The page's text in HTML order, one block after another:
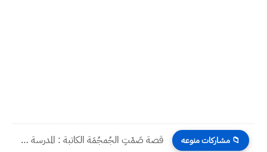
📁 مشاركات منوعه قصة صَمْتِ الجُمجُمَة الكاتبة : المدرسة سوسن لطيف ثانوية المتميزين...